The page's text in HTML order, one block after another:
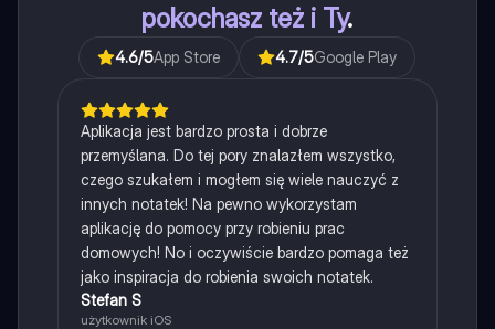
pokochasz też i Ty.
4.6/5App Store 4.7/5Google Play
Aplikacja jest bardzo prosta i dobrze
przemyślana. Do tej pory znalazłem wszystko,
czego szukałem i mogłem się wiele nauczyć z
innych notatek! Na pewno wykorzystam
aplikację do pomocy przy robieniu prac
domowych! No i oczywiście bardzo pomaga też
jako inspiracja do robienia swoich notatek.
Stefan S
użytkownik iOS